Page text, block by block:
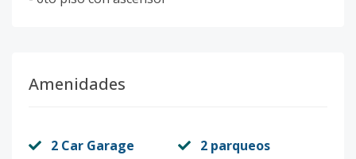
Amenidades
2 Car Garage 2 parqueos